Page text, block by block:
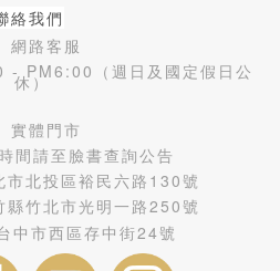
絡我們
網路客服
PM6:00（週日及國定假日公
休）
實體門市
間請至臉書查詢公告
市北投區裕民六路130號
縣竹北市光明一路250號
中市西區存中街24號